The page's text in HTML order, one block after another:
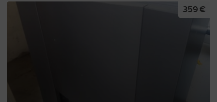
359 €